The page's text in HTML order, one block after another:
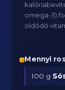
omega-3)
oldódó
Mennyi
100 g